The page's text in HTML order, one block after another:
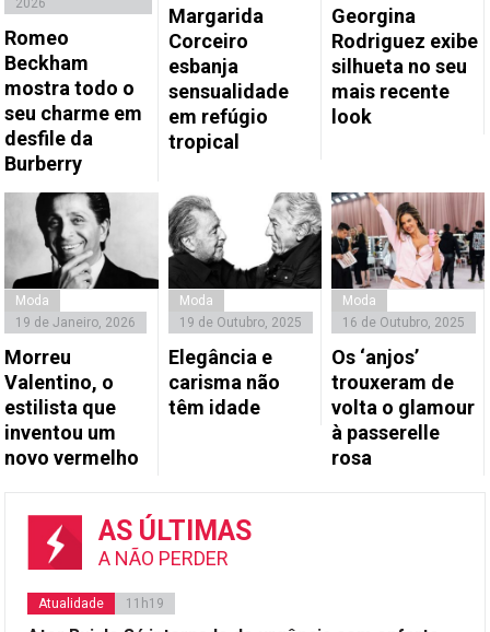
2026
Romeo
Beckham
mostra todo o
seu charme em
desfile da
Burberry
Margarida
Corceiro
esbanja
sensualidade
em refúgio
tropical
Georgina
Rodriguez exibe
silhueta no seu
mais recente
look
Moda
19 de Janeiro, 2026
Morreu
Valentino, o
estilista que
inventou um
novo vermelho
Moda
19 de Outubro, 2025
Elegância e
carisma não
têm idade
Moda
16 de Outubro, 2025
Os ‘anjos’
trouxeram de
volta o glamour
à passerelle
rosa
AS ÚLTIMAS
A NÃO PERDER
Atualidade 11h19